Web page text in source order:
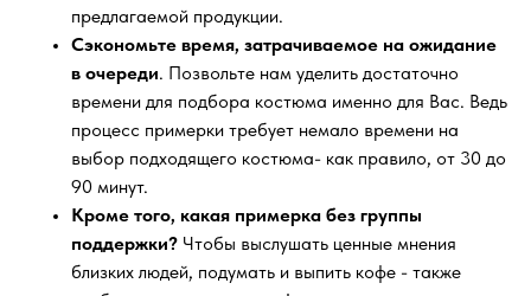
предлагаемой продукции.
Сэкономьте время, затрачиваемое на ожидание
в очереди. Позвольте нам уделить достаточно
времени для подбора костюма именно для Вас. Ведь
процесс примерки требует немало времени на
выбор подходящего костюма- как правило, от 30 до
90 минут.
Кроме того, какая примерка без группы
поддержки? Чтобы выслушать ценные мнения
близких людей, подумать и выпить кофе - также